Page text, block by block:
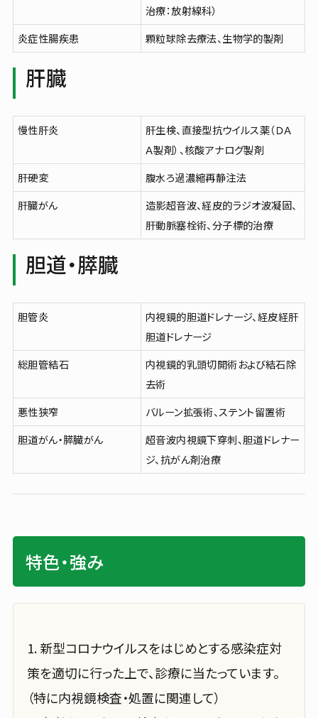
治療：放射線科）
炎症性腸疾患
顆粒球除去療法、生物学的製剤
肝臓
慢性肝炎
肝生検、直接型抗ウイルス薬（ＤＡ
Ａ製剤）、核酸アナログ製剤
肝硬変
腹水ろ過濃縮再静注法
肝臓がん
造影超音波、経皮的ラジオ波凝固、
肝動脈塞栓術、分子標的治療
胆道・膵臓
胆管炎
内視鏡的胆道ドレナージ、経皮経肝
胆道ドレナージ
総胆管結石
内視鏡的乳頭切開術および結石除
去術
悪性狭窄
バルーン拡張術、ステント留置術
胆道がん・膵臓がん
超音波内視鏡下穿刺、胆道ドレナー
ジ、抗がん剤治療
特色・強み
1. 新型コロナウイルスをはじめとする感染症対
策を適切に行った上で、診療に当たっています。
（特に内視鏡検査・処置に関連して）